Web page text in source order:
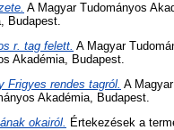
A Magyar Tudományos
Budapest.
r. tag felett. A Magyar
Akadémia, Budapest.
rendes tagról. A
Akadémia, Budapest.
okairól.
Értekezések a